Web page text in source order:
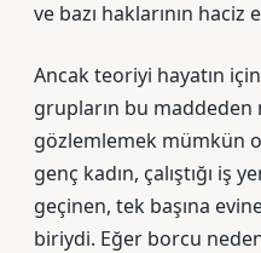
ve bazı haklarının
Ancak teoriyi hayatın
grupların bu maddeden
gözlemlemek mümkün
genç kadın, çalıştığı iş
geçinen, tek başına
biriydi. Eğer borcu